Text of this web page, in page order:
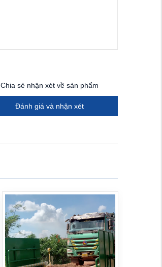
Chia sẻ nhận xét về sản phẩm
Đánh giá và nhận xét